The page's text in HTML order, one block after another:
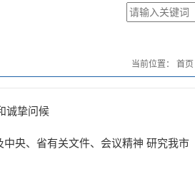
当前位置： 首页
诚挚问候
央、省有关文件、会议精神 研究我市